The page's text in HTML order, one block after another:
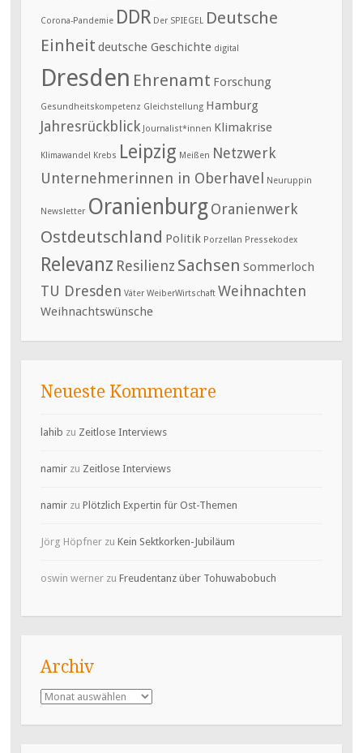
Corona-Pandemie DDR Der SPIEGEL Deutsche
Einheit deutsche Geschichte digital
Dresden Ehrenamt Forschung
Gesundheitskompetenz Gleichstellung Hamburg
Jahresrückblick Journalist*innen Klimakrise
Klimawandel Krebs Leipzig Meißen Netzwerk
Unternehmerinnen in Oberhavel Neuruppin
Newsletter OranienburgOranienwerk
Ostdeutschland Politik Porzellan Pressekodex
Relevanz Resilienz Sachsen Sommerloch
TU Dresden Väter WeiberWirtschaft Weihnachten
Weihnachtswünsche
Neueste Kommentare
lahib zu Zeitlose Interviews
namirzu Zeitlose Interviews
namirzu Plötzlich Expertin für Ost-Themen
Jörg Höpfnerzu Kein Sektkorken-Jubiläum
oswin wernerzu Freudentanz über Tohuwabobuch
Archiv
Archiv